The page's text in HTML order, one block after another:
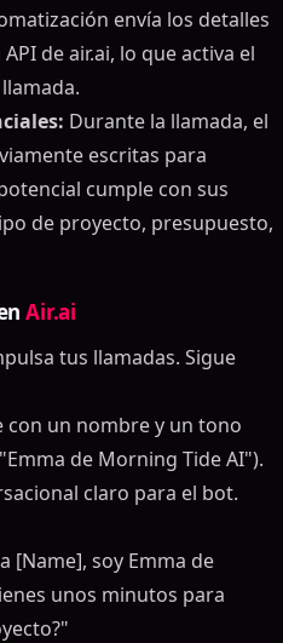
envía los detalles
de air.ai, lo que activa el
Durante la llamada, el
escritas para
cumple con sus
de proyecto, presupuesto,
Air.ai
tus llamadas. Sigue
con un nombre y un tono
de Morning Tide AI").
claro para el bot.
[Name], soy Emma de
unos minutos para